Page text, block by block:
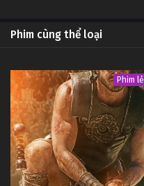
Phim cùng thể loại
Phim lẻ